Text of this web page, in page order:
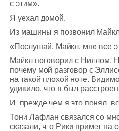
с этим».
Я уехал домой.
Из машины я позвонил
«Послушай, Майкл, мне все
Майкл поговорил с Ниллом.
почему мой разговор с
на такой плохой ноте.
удивило, что я был расстроен.
И, прежде чем я это понял,
Тони Лафлан связался со
сказали, что Рики примет на